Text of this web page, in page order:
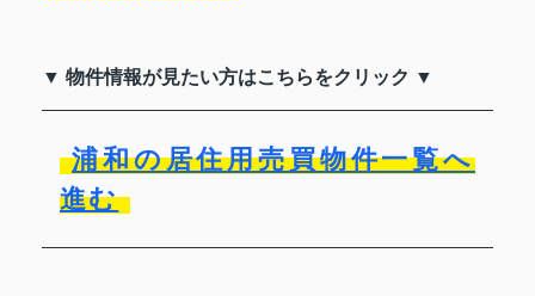
▼ 物件情報が見たい方はこちらをクリック ▼
浦和の居住用売買物件一覧へ
進む